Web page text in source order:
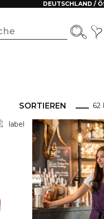
DEUTSCHLAND /
SORTIEREN 62